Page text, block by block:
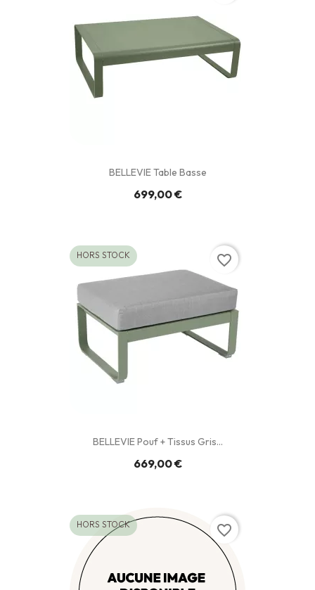
BELLEVIE Table Basse
699,00 €
BELLEVIE Pouf + Tissus Gris...
669,00 €
HORS STOCK favorite_border
HORS STOCK favorite_border